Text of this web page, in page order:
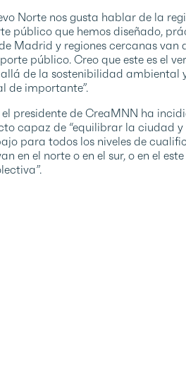
Norte nos gusta hablar de la
público que hemos diseñado,
Madrid y regiones cercanas
público. Creo que este es el
de la sostenibilidad ambiental
de importante”.
el presidente de CreaMNN ha
capaz de “equilibrar la ciudad y
para todos los niveles de
en el norte o en el sur, o en el